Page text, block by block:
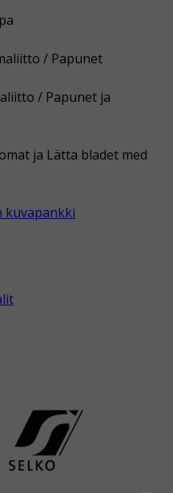
/ Papunet
/ Papunet ja
ja Lätta bladet med
kuvapankki